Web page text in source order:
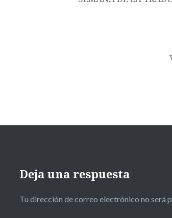
Deja una respuesta
Tu dirección de correo electrónico no será